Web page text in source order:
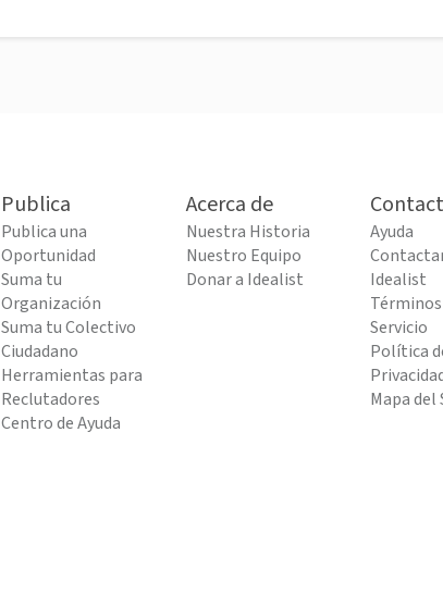
Publica
Publica una
Oportunidad
Suma tu
Organización
Suma tu Colectivo
Ciudadano
Herramientas para
Reclutadores
Centro de Ayuda
Acerca de
Nuestra Historia
Nuestro Equipo
Donar a Idealist
Ayuda
Idealist
Servicio
Política
Mapa del